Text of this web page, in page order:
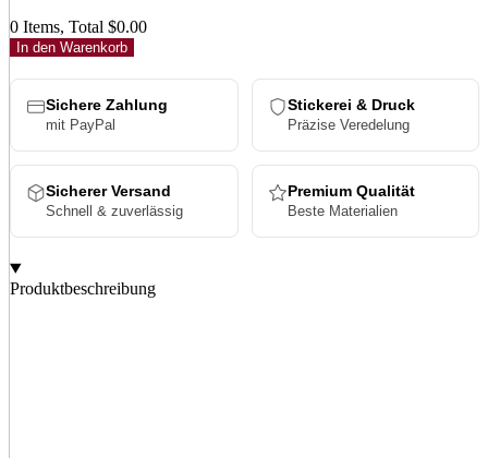
0 Items, Total $0.00
In den Warenkorb
Sichere Zahlung
mit PayPal
Stickerei & Druck
Präzise Veredelung
Sicherer Versand
Schnell & zuverlässig
Premium Qualität
Beste Materialien
Produktbeschreibung